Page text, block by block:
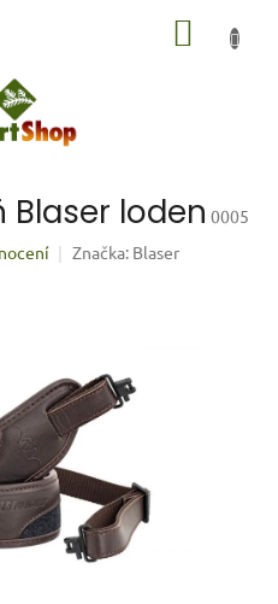
Blaser loden 0005
Značka: Blaser